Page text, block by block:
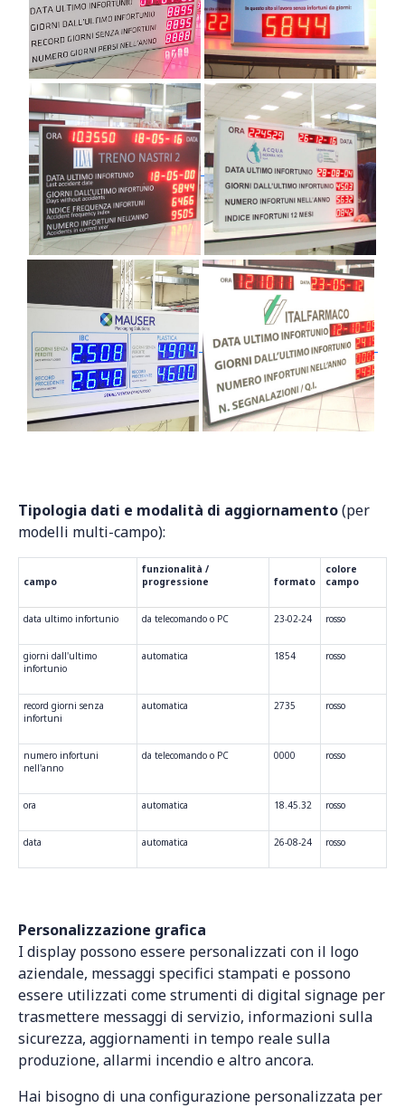
Tipologia dati e modalità di aggiornamento(per
modelli multi-campo):
campo
funzionalità /
progressione
formato
colore
campo
data ultimo infortunio da telecomando o PC 23-02-24 rosso
giorni dall'ultimo
infortunio
automatica 1854 rosso
record giorni senza
infortuni
automatica 2735 rosso
numero infortuni
nell'anno
da telecomando o PC 0000 rosso
ora automatica 18.45.32 rosso
data automatica 26-08-24 rosso
Personalizzazione grafica
I display possono essere personalizzati con il logo
aziendale, messaggi specifici stampati e possono
essere utilizzati come strumenti di digital signage per
trasmettere messaggi di servizio, informazioni sulla
sicurezza, aggiornamenti in tempo reale sulla
produzione, allarmi incendio e altro ancora.
Hai bisogno di una configurazione personalizzata per